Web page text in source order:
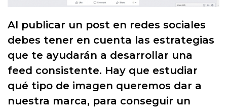
Al publicar un post en redes sociales
debes tener en cuenta las estrategias
que te ayudarán a desarrollar una
feed consistente. Hay que estudiar
qué tipo de imagen queremos dar a
nuestra marca, para conseguir un